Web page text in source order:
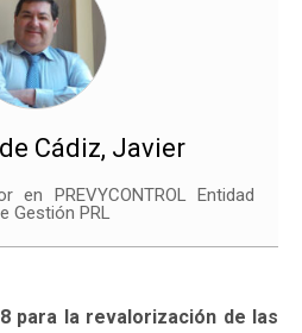
Cádiz, Javier
PREVYCONTROL Entidad
Gestión PRL
para la revalorización de las